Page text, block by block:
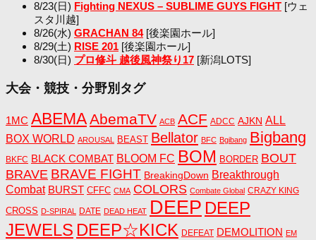
8/23(日) Fighting NEXUS – SUBLIME GUYS FIGHT [ウェ
スタ川越]
8/26(水) GRACHAN 84[後楽園ホール]
8/29(土) RISE 201 [後楽園ホール]
8/30(日) プロ修斗 越後風神祭り17 [新潟LOTS]
大会・競技・分野別タグ
1MC ABEMAAbemaTV ACB ACF ADCC AJKN ALL
BOX WORLD AROUSAL BEAST Bellator BFC Bgibang Bigbang
BKFC BLACK COMBAT BLOOM FC BOM BORDER BOUT
BRAVE BRAVE FIGHT BreakingDown Breakthrough
Combat BURST CFFC CMA COLORS Combate Global CRAZY KING
CROSS D-SPIRAL DATE DEAD HEAT DEEP DEEP
JEWELS DEEP☆KICK DEFEAT DEMOLITION EM